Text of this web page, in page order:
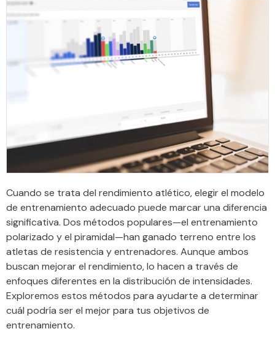
Cuando se trata del rendimiento atlético, elegir el modelo
de entrenamiento adecuado puede marcar una diferencia
significativa. Dos métodos populares—el entrenamiento
polarizado y el piramidal—han ganado terreno entre los
atletas de resistencia y entrenadores. Aunque ambos
buscan mejorar el rendimiento, lo hacen a través de
enfoques diferentes en la distribución de intensidades.
Exploremos estos métodos para ayudarte a determinar
cuál podría ser el mejor para tus objetivos de
entrenamiento.